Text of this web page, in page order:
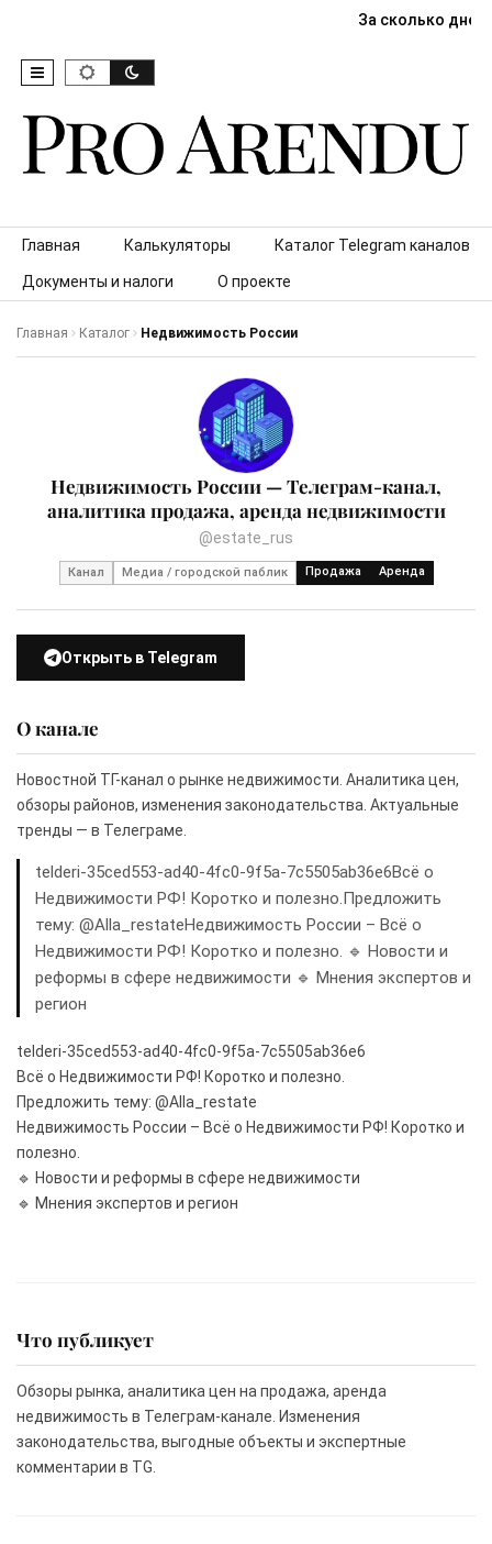
За сколько дней
Skip to content
Главная Калькуляторы Каталог Telegram каналов
Документы и налоги О проекте
Главная Каталог Недвижимость России
Недвижимость России — Телеграм-канал,
аналитика продажа, аренда недвижимости
@estate_rus
Канал Медиа / городской паблик Продажа Аренда
Открыть в Telegram
О канале
Новостной ТГ-канал о рынке недвижимости. Аналитика цен,
обзоры районов, изменения законодательства. Актуальные
тренды — в Телеграме.
telderi-35ced553-ad40-4fc0-9f5a-7c5505ab36e6Всё о
Недвижимости РФ! Коротко и полезно.Предложить
тему: @Alla_restateНедвижимость России – Всё о
Недвижимости РФ! Коротко и полезно. 🔹 Новости и
реформы в сфере недвижимости 🔹 Мнения экспертов и
регион
telderi-35ced553-ad40-4fc0-9f5a-7c5505ab36e6
Всё о Недвижимости РФ! Коротко и полезно.
Предложить тему: @Alla_restate
Недвижимость России – Всё о Недвижимости РФ! Коротко и
полезно.
🔹 Новости и реформы в сфере недвижимости
🔹 Мнения экспертов и регион
Что публикует
Обзоры рынка, аналитика цен на продажа, аренда
недвижимость в Телеграм-канале. Изменения
законодательства, выгодные объекты и экспертные
комментарии в TG.